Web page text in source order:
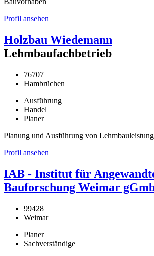
Profil ansehen
Holzbau Wiedemann
Lehmbaufachbetrieb
76707
Hambrüchen
Ausführung
Handel
Planer
Planung und Ausführung von
Profil ansehen
IAB - Institut für
Bauforschung Weimar
99428
Weimar
Planer
Sachverständige